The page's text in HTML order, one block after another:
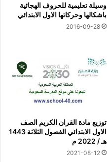
وسيلة تعليمية للحروف الهجائية
باشكالها وحركاتها الاول الابتدائي
2016-09-28
توزيع مادة القران الكريم الصف
الاول الابتدائي الفصول الثلاثة 1443
هـ / 2022 م
2021-08-12